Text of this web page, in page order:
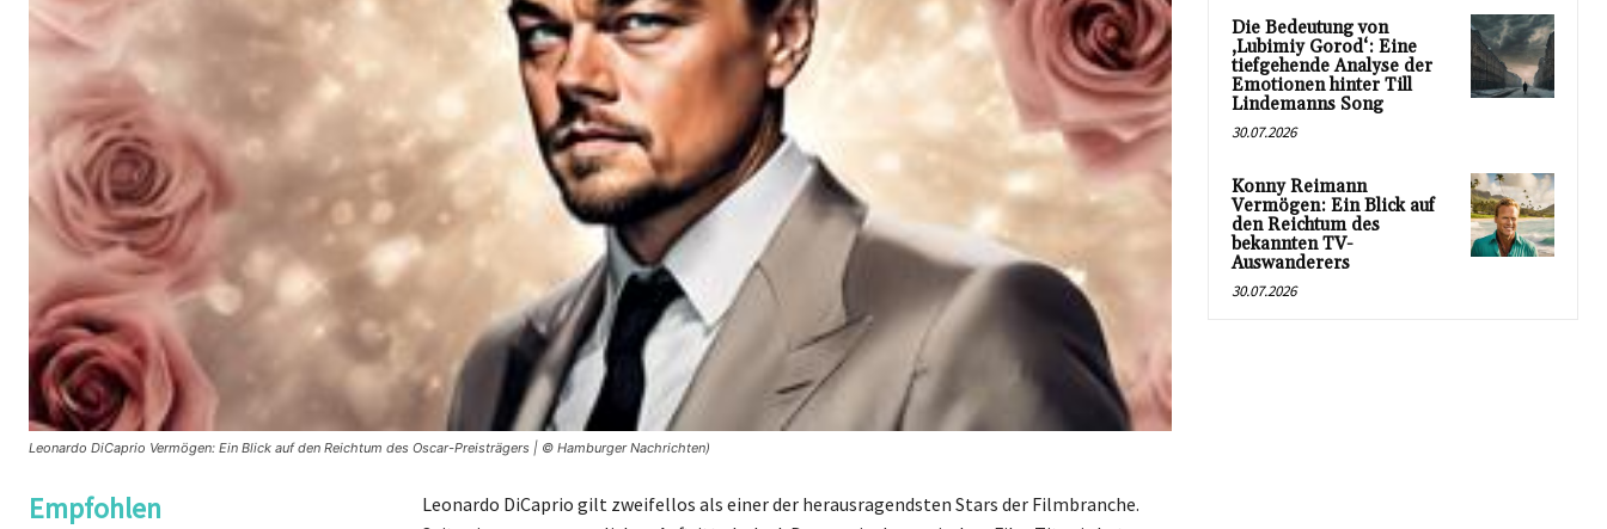
Leonardo DiCaprio Vermögen: Ein Blick auf den Reichtum des Oscar-Preisträgers | © Hamburger Nachrichten)
Empfohlen
Leonardo DiCaprio gilt zweifellos als einer der herausragendsten Stars der Filmbranche.
Die Bedeutung von
‚Lubimiy Gorod‘: Eine
tiefgehende Analyse der
Emotionen hinter Till
Lindemanns Song
30.07.2026
Konny Reimann
Vermögen: Ein Blick auf
den Reichtum des
bekannten TV-
Auswanderers
30.07.2026